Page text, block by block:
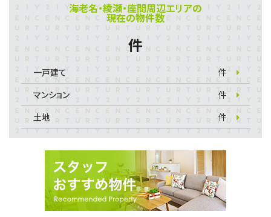
海老名・綾瀬・座間周辺エリアの
現在の物件数
件
一戸建て
件
マンション
件
土地
件